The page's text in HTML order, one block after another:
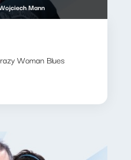
Mann
Woman Blues